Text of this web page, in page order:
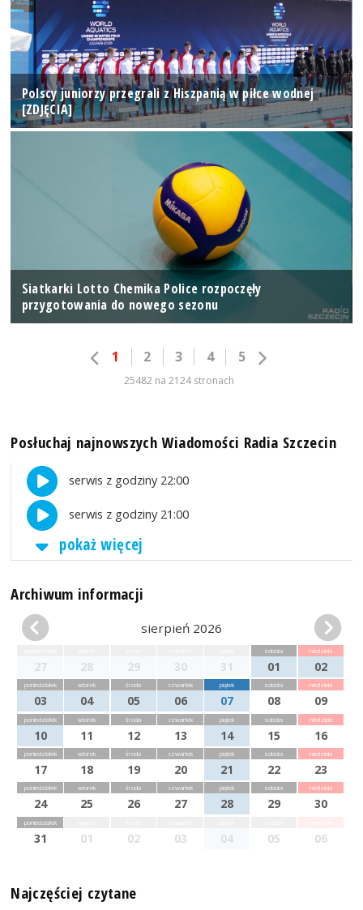
Polscy juniorzy przegrali z Hiszpanią w piłce wodnej
[ZDJĘCIA]
Siatkarki Lotto Chemika Police rozpoczęły
przygotowania do nowego sezonu
1 2 3 4 5
25482 na 2124 stronach
Posłuchaj najnowszych Wiadomości Radia Szczecin
serwis z godziny 22:00
serwis z godziny 21:00
pokaż więcej
Archiwum informacji
sierpień 2026
27 28 29 30 31
sobota
01
niedziela
02
poniedziałek
03
wtorek
04
środa
05
czwartek
06
piątek
07
sobota
08
niedziela
09
poniedziałek
10
wtorek
11
środa
12
czwartek
13
piątek
14
sobota
15
niedziela
16
poniedziałek
17
wtorek
18
środa
19
czwartek
20
piątek
21
sobota
22
niedziela
23
poniedziałek
24
wtorek
25
środa
26
czwartek
27
piątek
28
sobota
29
niedziela
30
poniedziałek
31 01 02 03 04 05 06
Najczęściej czytane